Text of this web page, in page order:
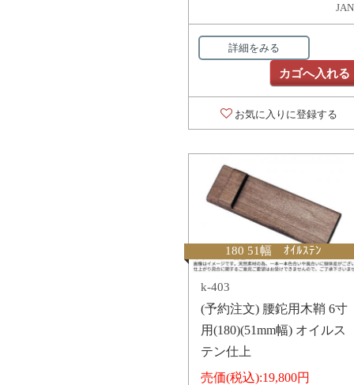
詳細をみる
カゴへ入れる
お気に入りに登録する
180 51幅 ｵｲﾙｽﾃﾝ
k-403
(予約注文) 腰鉈用木鞘 6寸
用(180)(51mm幅) オイルス
テン仕上
売価(税込):19,800円